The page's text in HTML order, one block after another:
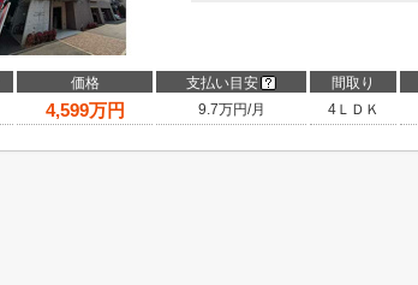
価格 支払い目安 間取り
4,599万円 9.7万円/月 4ＬＤＫ